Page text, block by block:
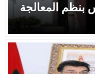
بنظم المعالجة